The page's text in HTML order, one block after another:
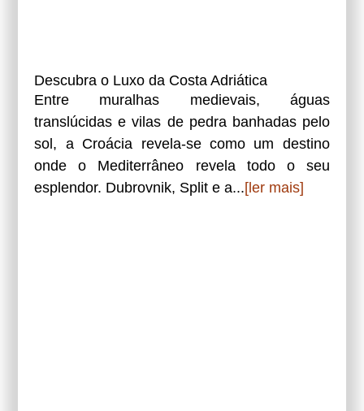
Descubra o Luxo da Costa Adriática
Entre muralhas medievais, águas
translúcidas e vilas de pedra banhadas pelo
sol, a Croácia revela-se como um destino
onde o Mediterrâneo revela todo o seu
esplendor. Dubrovnik, Split e a...[ler mais]